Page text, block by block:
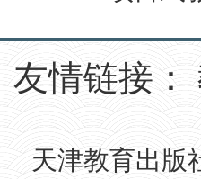
友情链接：
天津教育出版